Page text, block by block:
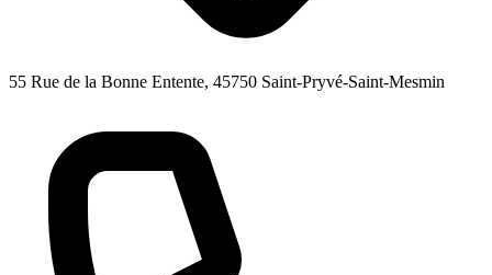
55 Rue de la Bonne Entente, 45750 Saint-Pryvé-Saint-Mesmin